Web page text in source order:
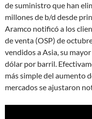
de suministro que han
millones de b/d desde
Aramco notificó a los
de venta (OSP) de
vendidos a Asia, su
dólar por barril.
más simple del aumento
mercados se ajustaron